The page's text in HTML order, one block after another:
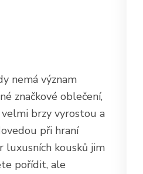
nemá význam
značkové oblečení,
brzy vyrostou a
při hraní
luxusních kousků jim
pořídit, ale